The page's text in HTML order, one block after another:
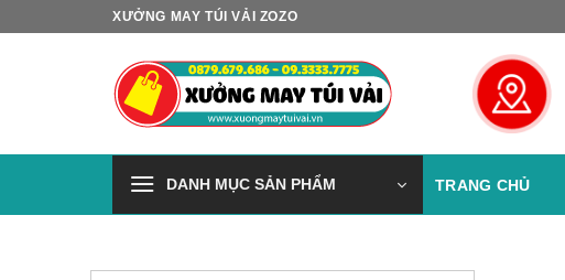
XƯỞNG MAY TÚI VẢI ZOZO
DANH MỤC SẢN PHẨM TRANG CHỦ